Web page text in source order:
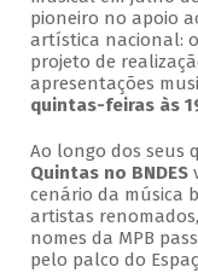
pioneiro no apoio
artística nacional: o
projeto de
apresentações
quintas-feiras às
Ao longo dos seus
Quintas no BNDES
cenário da música
artistas
nomes da MPB
pelo palco do